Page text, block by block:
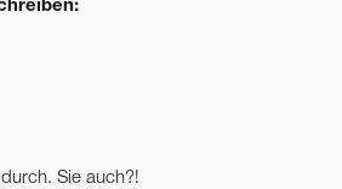
Sie auch?!